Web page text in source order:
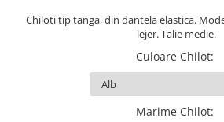
Chiloti tip tanga, din dantela elastica.
lejer. Talie medie.
Culoare Chilot:
Marime Chilot: